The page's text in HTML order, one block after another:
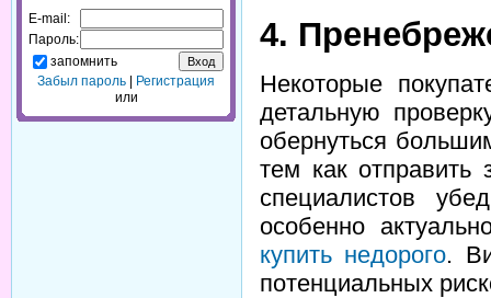
E-mail:
Пароль:
запомнить
Забыл пароль
Регистрация
или
4.
Некоторые
детальную
обернуться
тем как
специалистов
особенно
купить недорого.
потенциальных